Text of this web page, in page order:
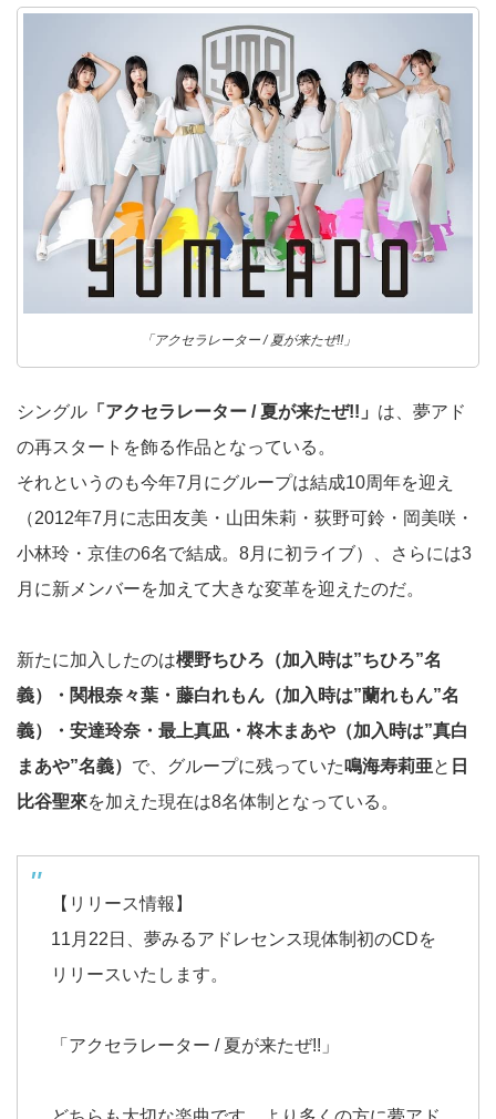
「アクセラレーター / 夏が来たぜ!!」
シングル 「アクセラレーター / 夏が来たぜ!!」 は、夢アド
の再スタートを飾る作品となっている。
それというのも今年7月にグループは結成10周年を迎え
（2012年7月に志田友美・山田朱莉・荻野可鈴・岡美咲・
小林玲・京佳の6名で結成。8月に初ライブ）、さらには3
月に新メンバーを加えて大きな変革を迎えたのだ。
新たに加入したのは櫻野ちひろ（加入時は”ちひろ”名
義）・関根奈々葉・藤白れもん（加入時は”蘭れもん”名
義）・安達玲奈・最上真凪・柊木まあや（加入時は”真白
まあや”名義） で、グループに残っていた鳴海寿莉亜と 日
比谷聖來を加えた現在は8名体制となっている。
【リリース情報】
11月22日、夢みるアドレセンス現体制初のCDを
リリースいたします。
「アクセラレーター / 夏が来たぜ!!」